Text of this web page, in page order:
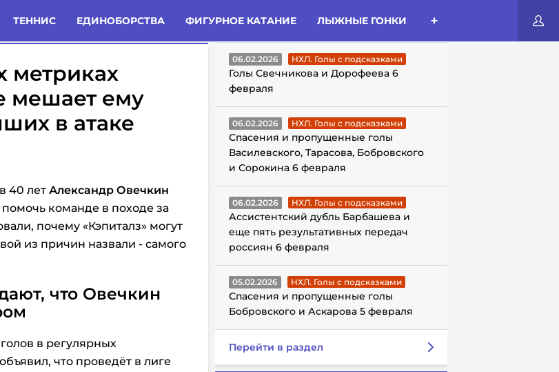
ТЕННИС ЕДИНОБОРСТВА ФИГУРНОЕ КАТАНИЕ ЛЫЖНЫЕ ГОНКИ
Новости
метриках
мешает ему
в атаке
40 лет Александр Овечкин
команде в походе за
почему «Кэпиталз» могут
из причин назвали - самого
что Овечкин
в регулярных
что проведёт в лиге
ГОЛЫ С ПОДСКАЗКАМИ
06.02.2026 НХЛ. Голы с подсказками
Голы Свечникова и Дорофеева 6
февраля
06.02.2026 НХЛ. Голы с подсказками
Спасения и пропущенные голы
Василевского, Тарасова, Бобровского
и Сорокина 6 февраля
06.02.2026 НХЛ. Голы с подсказками
Ассистентский дубль Барбашева и
еще пять результативных передач
россиян 6 февраля
05.02.2026 НХЛ. Голы с подсказками
Спасения и пропущенные голы
Бобровского и Аскарова 5 февраля
Перейти в раздел